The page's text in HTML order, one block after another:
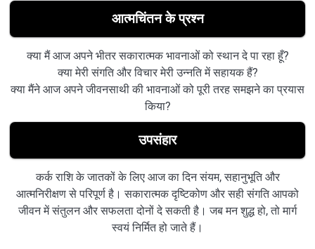
आत्मचिंतन के प्रश्न
क्या मैं आज अपने भीतर सकारात्मक भावनाओं को स्थान दे पा रहा हूँ?
क्या मेरी संगति और विचार मेरी उन्नति में सहायक हैं?
क्या मैंने आज अपने जीवनसाथी की भावनाओं को पूरी तरह समझने का प्रयास
किया?
उपसंहार
कर्क राशि के जातकों के लिए आज का दिन संयम, सहानुभूति और
आत्मनिरीक्षण से परिपूर्ण है। सकारात्मक दृष्टिकोण और सही संगति आपको
जीवन में संतुलन और सफलता दोनों दे सकती है। जब मन शुद्ध हो, तो मार्ग
स्वयं निर्मित हो जाते हैं।